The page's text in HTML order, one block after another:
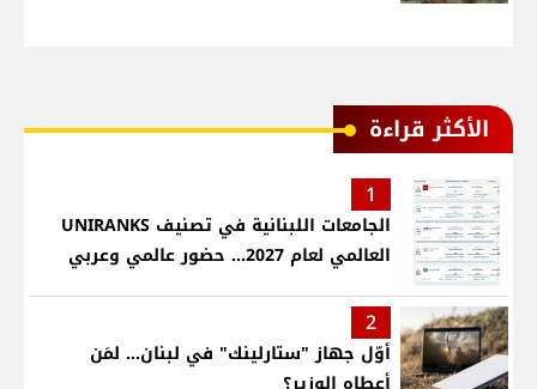
الأكثر قراءة
1
الجامعات اللبنانية في تصنيف UNIRANKS
العالمي لعام 2027... حضور عالمي وعربي
2
أوّل جهاز "ستارلينك" في لبنان... لمَن